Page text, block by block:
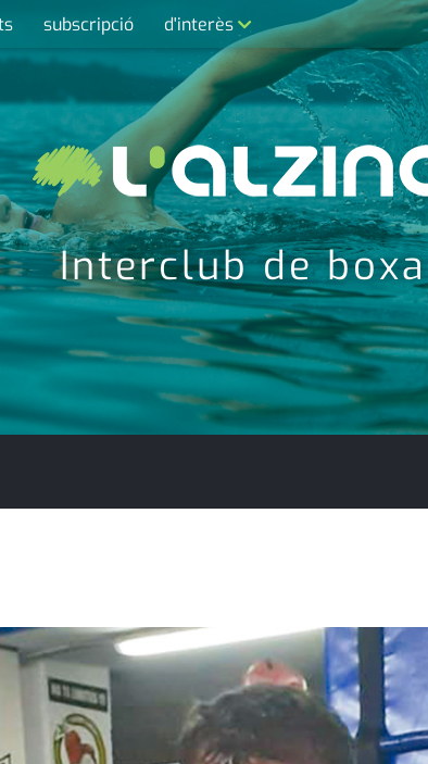
subscripció d'interès
contacte
farmàcies
telèfons
calendari
Interclub de boxa